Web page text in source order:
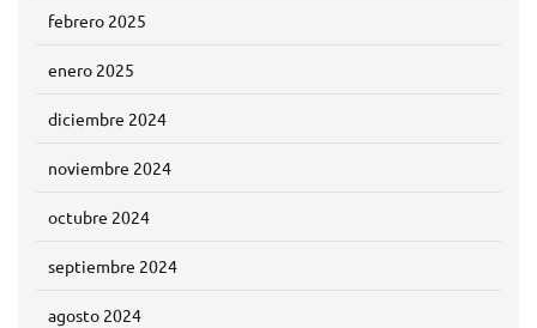
febrero 2025
enero 2025
diciembre 2024
noviembre 2024
octubre 2024
septiembre 2024
agosto 2024